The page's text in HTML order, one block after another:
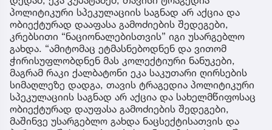
პოლიტიკური სპეკულაციის საგნად არ აქცია და
ობიექტურად დააფასა გამოძიების შედეგები,
კრებსითი “ნაციონალებისთვის” იგი უსარგებლო
გახდა. “ამიტომაც ეტმასნებოდნენ და ვითომ
ჭირისუფლობდნენ მას კოლექტიური ნანუკები,
მაგრამ რაკი ქალბატონი ეკა საკუთარი ღირსების
სიმაღლეზე დადგა, თავის ტრაგედია პოლიტიკური
სპეკულაციის საგნად არ აქცია და სახელმწიფოსაც
ობიექტურად დაუფასა გამოძიების შედეგები,
მაშინვე უსარგებლო გახდა ნაცსექტისათვის და